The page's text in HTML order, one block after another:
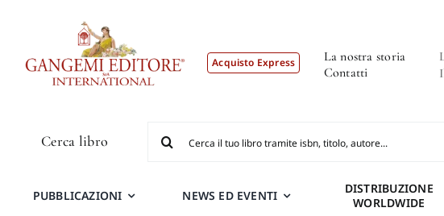
Acquisto Express
La nostra storia
Contatti
Cerca libro
per:
PUBBLICAZIONI NEWS ED EVENTI
DISTRIBUZIONE
WORLDWIDE